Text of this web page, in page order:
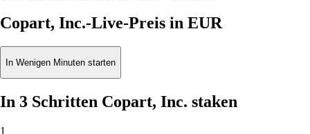
Copart, Inc.-Live-Preis in EUR
In Wenigen Minuten starten
In 3 Schritten Copart, Inc. staken
1